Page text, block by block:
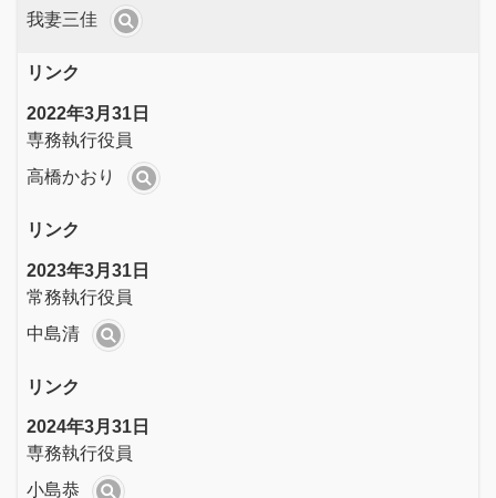
我妻三佳
リンク
2022年3月31日
専務執行役員
高橋かおり
リンク
2023年3月31日
常務執行役員
中島清
リンク
2024年3月31日
専務執行役員
小島恭